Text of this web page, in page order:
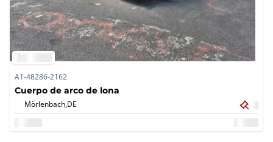
A1-48286-2162
Cuerpo de arco de lona
Mörlenbach,DE